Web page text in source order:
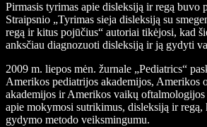
Pirmasis tyrimas apie disleksiją ir regą buvo
Straipsnio „Tyrimas sieja disleksiją su
regą ir kitus pojūčius“ autoriai tikėjosi, kad
anksčiau diagnozuoti disleksiją ir ją gydyti
2009 m. liepos mėn. žurnale „Pediatrics“
Amerikos pediatrijos akademijos, Amerikos
akademijos ir Amerikos vaikų oftalmologijos
apie mokymosi sutrikimus, disleksiją ir regą,
gydymo metodo veiksmingumu.